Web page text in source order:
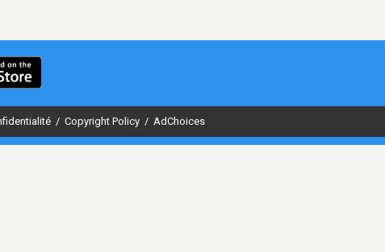
/ Copyright Policy / AdChoices